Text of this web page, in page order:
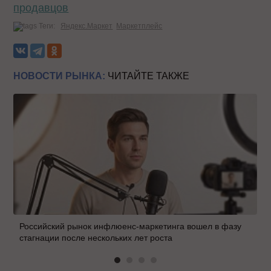
продавцов
Теги: Яндекс.Маркет Маркетплейс
НОВОСТИ РЫНКА: ЧИТАЙТЕ ТАКЖЕ
Российский рынок инфлюенс-маркетинга вошел в фазу
стагнации после нескольких лет роста